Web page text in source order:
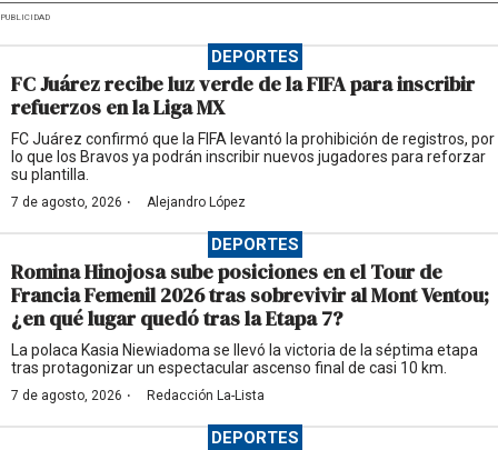
PUBLICIDAD
DEPORTES
FC Juárez recibe luz verde de la FIFA para inscribir
refuerzos en la Liga MX
FC Juárez confirmó que la FIFA levantó la prohibición de registros, por
lo que los Bravos ya podrán inscribir nuevos jugadores para reforzar
su plantilla.
7 de agosto, 2026 · Alejandro López
DEPORTES
Romina Hinojosa sube posiciones en el Tour de
Francia Femenil 2026 tras sobrevivir al Mont Ventou;
¿en qué lugar quedó tras la Etapa 7?
La polaca Kasia Niewiadoma se llevó la victoria de la séptima etapa
tras protagonizar un espectacular ascenso final de casi 10 km.
7 de agosto, 2026 · Redacción La-Lista
DEPORTES